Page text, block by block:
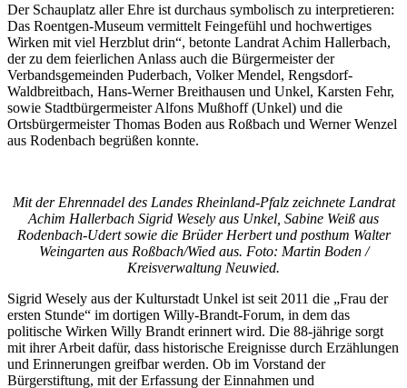
Der Schauplatz aller Ehre ist durchaus symbolisch zu interpretieren:
Das Roentgen-Museum vermittelt Feingefühl und hochwertiges
Wirken mit viel Herzblut drin“, betonte Landrat Achim Hallerbach,
der zu dem feierlichen Anlass auch die Bürgermeister der
Verbandsgemeinden Puderbach, Volker Mendel, Rengsdorf-
Waldbreitbach, Hans-Werner Breithausen und Unkel, Karsten Fehr,
sowie Stadtbürgermeister Alfons Mußhoff (Unkel) und die
Ortsbürgermeister Thomas Boden aus Roßbach und Werner Wenzel
aus Rodenbach begrüßen konnte.
Mit der Ehrennadel des Landes Rheinland-Pfalz zeichnete Landrat
Achim Hallerbach Sigrid Wesely aus Unkel, Sabine Weiß aus
Rodenbach-Udert sowie die Brüder Herbert und posthum Walter
Weingarten aus Roßbach/Wied aus. Foto: Martin Boden /
Kreisverwaltung Neuwied.
Sigrid Wesely aus der Kulturstadt Unkel ist seit 2011 die „Frau der
ersten Stunde“ im dortigen Willy-Brandt-Forum, in dem das
politische Wirken Willy Brandt erinnert wird. Die 88-jährige sorgt
mit ihrer Arbeit dafür, dass historische Ereignisse durch Erzählungen
und Erinnerungen greifbar werden. Ob im Vorstand der
Bürgerstiftung, mit der Erfassung der Einnahmen und